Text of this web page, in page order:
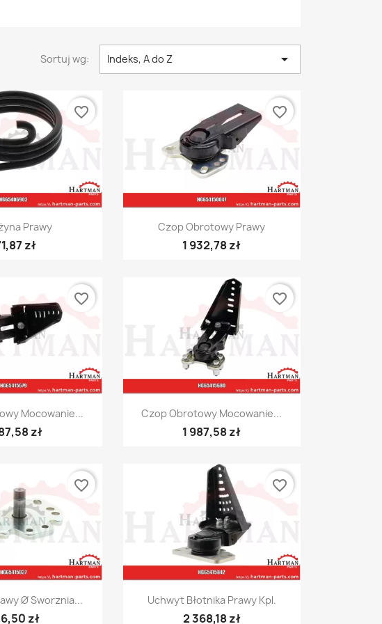
Sortuj wg: Indeks, A do Z 
podgląd
Prawy
zł
favorite_border
Szybki podgląd
Czop Obrotowy Prawy
1 932,78 zł
favorite_border
podgląd
Mocowanie...
zł
favorite_border
Szybki podgląd
Czop Obrotowy Mocowanie...
1 987,58 zł
favorite_border
podgląd
Ø Sworznia...
zł
favorite_border
Szybki podgląd
Uchwyt Błotnika Prawy Kpl.
2 368,18 zł
favorite_border